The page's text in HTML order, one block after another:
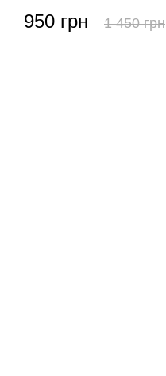
950 грн 1 450 грн